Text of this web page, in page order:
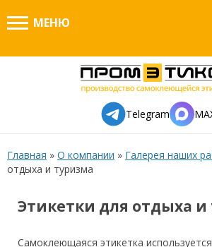
МЕНЮ
Telegram
Главная » О компании » Галерея наших
отдыха и туризма
Этикетки для отдыха и
Самоклеющаяся этикетка